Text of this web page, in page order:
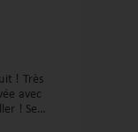
! Très
avec
! Ses
tout